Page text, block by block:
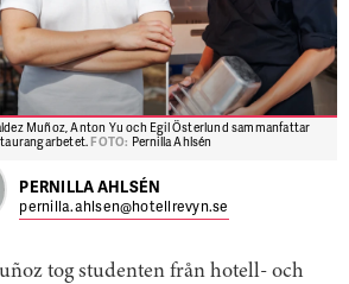
Muñoz, Anton Yu och Egil Österlund sammanfattar
FOTO: Pernilla Ahlsén
PERNILLA AHLSÉN
pernilla.ahlsen@hotellrevyn.se
tog studenten från hotell- och